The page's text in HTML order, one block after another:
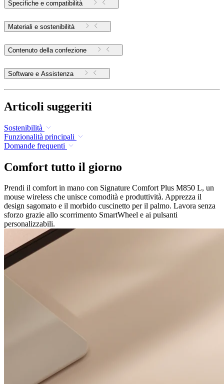
Specifiche e compatibilità
Materiali e sostenibilità
Contenuto della confezione
Software e Assistenza
Articoli suggeriti
Sostenibilità
Funzionalità principali
Domande frequenti
Comfort tutto il giorno
Prendi il comfort in mano con Signature Comfort Plus M850 L, un
mouse wireless che unisce comodità e produttività. Apprezza il
design sagomato e il morbido cuscinetto per il palmo. Lavora senza
sforzo grazie allo scorrimento SmartWheel e ai pulsanti
personalizzabili.